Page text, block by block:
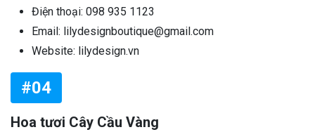
Điện thoại: 098 935 1123
Email: lilydesignboutique@gmail.com
Website: lilydesign.vn
#04
Hoa tươi Cây Cầu Vàng